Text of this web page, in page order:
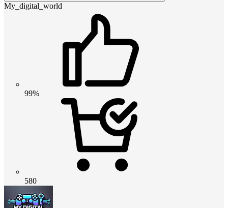
My_digital_world
99%
580